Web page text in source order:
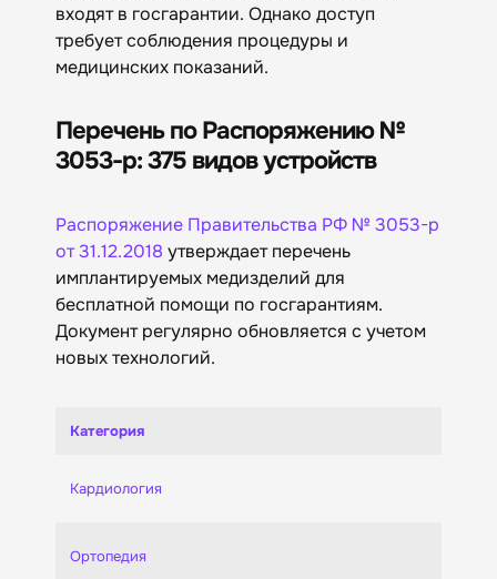
входят в госгарантии. Однако доступ
требует соблюдения процедуры и
медицинских показаний.
Перечень по Распоряжению №
3053-р: 375 видов устройств
Распоряжение Правительства РФ № 3053-р
от 31.12.2018 утверждает перечень
имплантируемых медизделий для
бесплатной помощи по госгарантиям.
Документ регулярно обновляется с учетом
новых технологий.
Категория
Кардиология
Ортопедия